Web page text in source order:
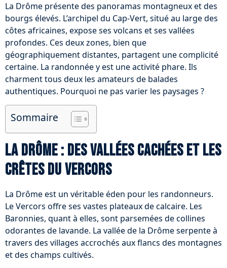
La Drôme présente des panoramas montagneux et des
bourgs élevés. L’archipel du Cap-Vert, situé au large des
côtes africaines, expose ses volcans et ses vallées
profondes. Ces deux zones, bien que
géographiquement distantes, partagent une complicité
certaine. La randonnée y est une activité phare. Ils
charment tous deux les amateurs de balades
authentiques. Pourquoi ne pas varier les paysages ?
Sommaire
La Drôme : des vallées cachées et les
crêtes du Vercors
La Drôme est un véritable éden pour les randonneurs.
Le Vercors offre ses vastes plateaux de calcaire. Les
Baronnies, quant à elles, sont parsemées de collines
odorantes de lavande. La vallée de la Drôme serpente à
travers des villages accrochés aux flancs des montagnes
et des champs cultivés.